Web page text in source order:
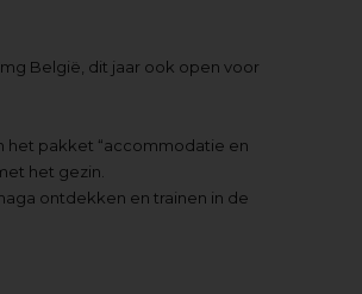
België, dit jaar ook open voor
het pakket “accommodatie en
het gezin.
ontdekken en trainen in de